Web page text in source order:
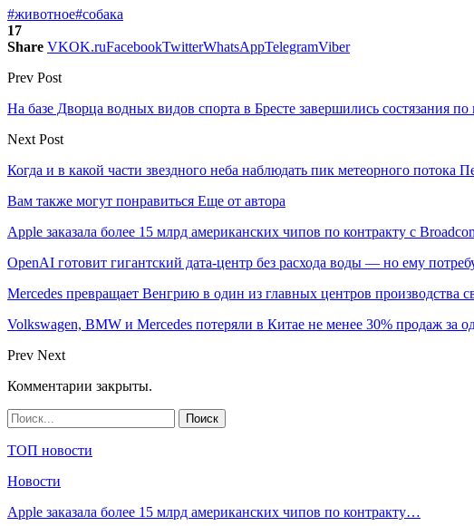
#животное#собака
17
Share VKOK.ruFacebookTwitterWhatsAppTelegramViber
Prev Post
На базе Дворца водных видов спорта в Бресте завершились состязания
Next Post
Когда и в какой части звездного неба наблюдать пик метеорного потока
Вам также могут понравиться Еще от автора
Apple заказала более 15 млрд американских чипов по контракту с
OpenAI готовит гигантский дата-центр без расхода воды — но ему
Mercedes превращает Венгрию в один из главных центров производства
Volkswagen, BMW и Mercedes потеряли в Китае не менее 30% продаж за
Prev Next
Комментарии закрыты.
ТОП новости
Новости
Apple заказала более 15 млрд американских чипов по контракту…